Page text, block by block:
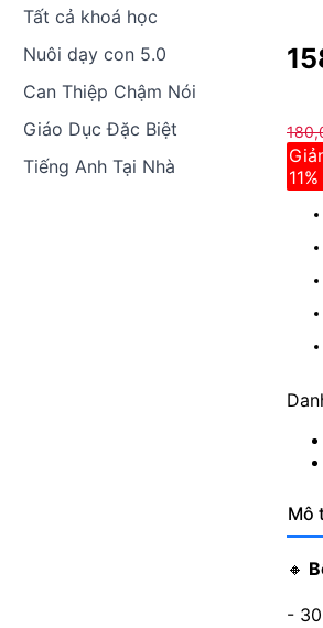
Tất cả khoá học
Nuôi dạy con 5.0
Can Thiệp Chậm Nói
Giáo Dục Đặc Biệt
Tiếng Anh Tại Nhà
11%
Mô
🔸
-